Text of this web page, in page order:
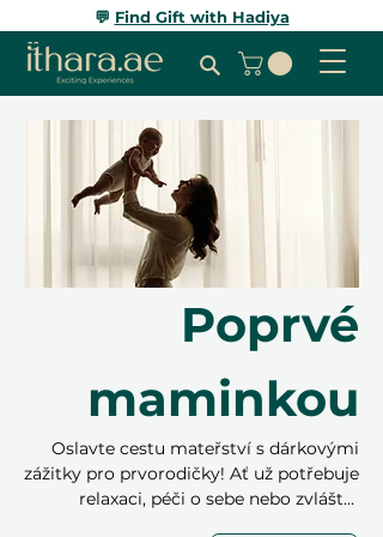
💬 Find Gift with Hadiya
Poprvé
maminkou
Oslavte cestu mateřství s dárkovými
zážitky pro prvorodičky! Ať už potřebuje
relaxaci, péči o sebe nebo zvláštní